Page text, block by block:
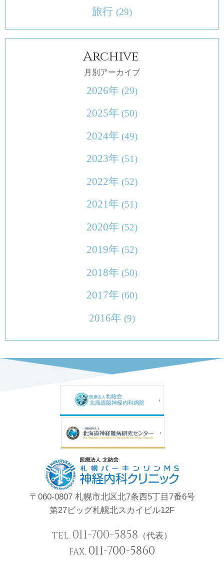
旅行 (29)
Archive
月別アーカイブ
2026年 (29)
2025年 (50)
2024年 (49)
2023年 (51)
2022年 (52)
2021年 (51)
2020年 (52)
2019年 (52)
2018年 (50)
2017年 (60)
2016年 (9)
〒060-0807 札幌市北区北7条西5丁目7番6号
第27ビッグ札幌北スカイビル12F
TEL. 011-700-5858 （代表）
FAX. 011-700-5860